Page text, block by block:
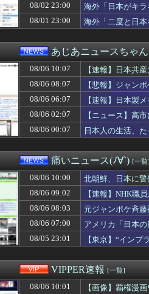
アンソロピックの｢クロード ミ
小学館「今後、倫理的に許容
【聯合ニュース】 韓国在住の
海外「日本のアニメは世界観
好きな女性の自転車を修理して
UEFAとFIFAの争いが完全に泥
海外「何が起きたの？」日本で
【悲報】横浜DeNAベイスター
カープ、最下位中日まで1G差
スレ主「1000円の刺身も食べ
株式投資、若年男性の自信喪
むしろ守る人がいない沖縄 〜
「日本製メモリ」に世界中から
【悲報】Amazon、デザイン改
【悲報】米軍、『完全終了』
結婚12年目にして妻が3年前か
カナダ人「お前らの国で異性
【画像】前田敦子さん、お乳
スリムクラブ真栄田、セクシー
特定外来カミキリムシに1匹
大谷が頑なに守備しない理由っ
【画像】SUSURU視聴者が選ぶ
【朗報】兵庫県・斎藤知事が
【性加害】元ジャンポケ斉藤
08/02 23:00
海外「日本がキ
08/01 23:00
海外「二度と日
あじあニュースちゃ
08/06 10:07
【速報】日本共
08/06 08:07
【悲報】ジャン
08/06 06:07
【速報】日本製
08/06 02:07
【ニュース】高
08/06 00:07
日本人の生活、
痛いニュース(ﾉ∀`) [一覧]
08/06 10:00
北朝鮮、日本に
08/06 09:02
【速報】NHK職
08/06 08:03
元ジャンポケ斉
08/06 07:00
アメリカ「日本
08/05 23:01
【東京】“インプ
VIPPER速報 [一覧]
08/06 10:01
【画像】覇権漫